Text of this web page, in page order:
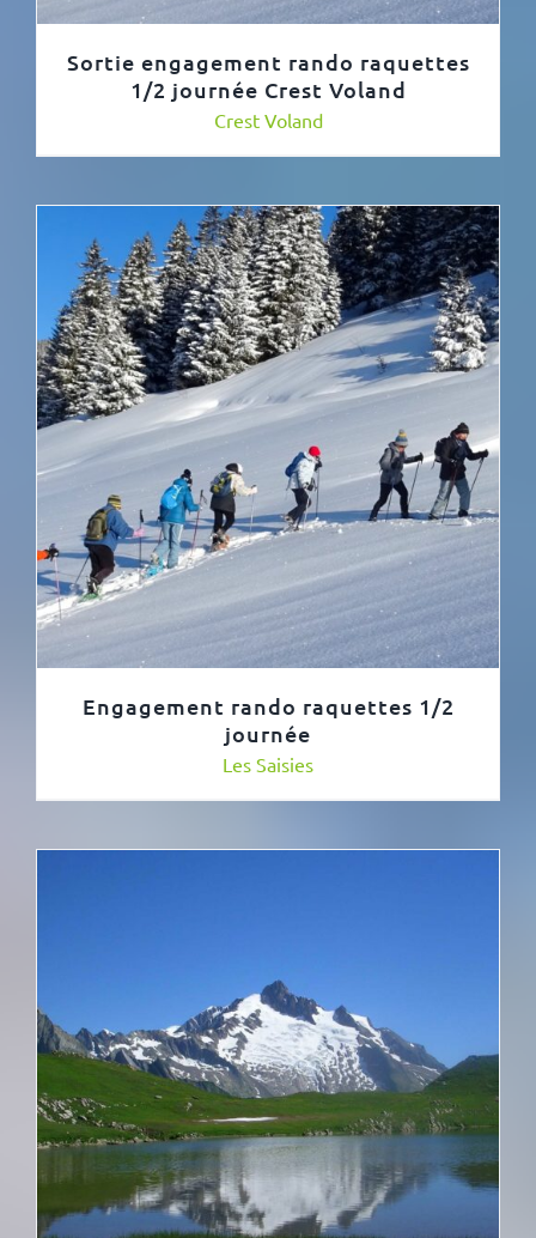
Sortie engagement rando raquettes
1/2 journée Crest Voland
Crest Voland
Engagement rando raquettes 1/2
journée
Les Saisies